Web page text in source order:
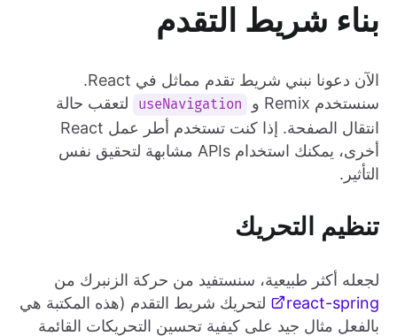
بناء شريط التقدم
الآن دعونا نبني شريط تقدم مماثل في React.
سنستخدم Remix و
useNavigation
لتعقب حالة
انتقال الصفحة. إذا كنت تستخدم أطر عمل React
أخرى، يمكنك استخدام APIs مشابهة لتحقيق نفس
التأثير.
تنظيم التحريك
لجعله أكثر طبيعية، سنستفيد من حركة الزنبرك من
react-spring
لتحريك شريط التقدم (هذه المكتبة هي
بالفعل مثال جيد على كيفية تحسين التحريكات القائمة